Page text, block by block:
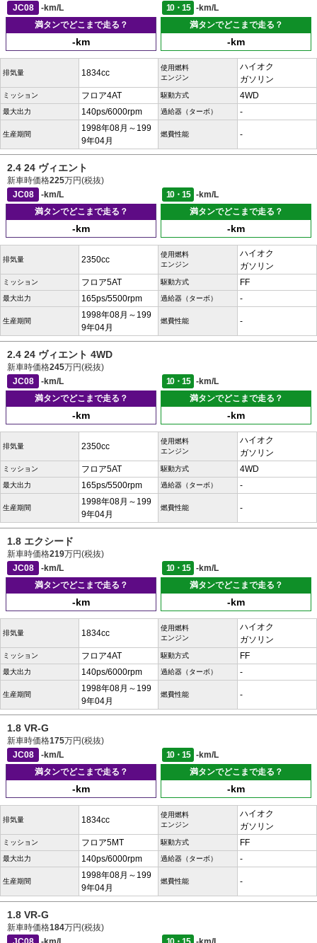
JC08
-km/L 10・15
-km/L
満タンでどこまで走る？
-km
満タンでどこまで走る？
-km
排気量 1834cc
使用燃料
エンジン
ハイオク
ガソリン
ミッション フロア4AT 駆動方式 4WD
最大出力 140ps/6000rpm 過給器（ターボ） -
生産期間
1998年08月～199
9年04月
燃費性能 -
2.4 24 ヴィエント
新車時価格225万円(税抜)
JC08
-km/L 10・15
-km/L
満タンでどこまで走る？
-km
満タンでどこまで走る？
-km
排気量 2350cc
使用燃料
エンジン
ハイオク
ガソリン
ミッション フロア5AT 駆動方式 FF
最大出力 165ps/5500rpm 過給器（ターボ） -
生産期間
1998年08月～199
9年04月
燃費性能 -
2.4 24 ヴィエント 4WD
新車時価格245万円(税抜)
JC08
-km/L 10・15
-km/L
満タンでどこまで走る？
-km
満タンでどこまで走る？
-km
排気量 2350cc
使用燃料
エンジン
ハイオク
ガソリン
ミッション フロア5AT 駆動方式 4WD
最大出力 165ps/5500rpm 過給器（ターボ） -
生産期間
1998年08月～199
9年04月
燃費性能 -
1.8 エクシード
新車時価格219万円(税抜)
JC08
-km/L 10・15
-km/L
満タンでどこまで走る？
-km
満タンでどこまで走る？
-km
排気量 1834cc
使用燃料
エンジン
ハイオク
ガソリン
ミッション フロア4AT 駆動方式 FF
最大出力 140ps/6000rpm 過給器（ターボ） -
生産期間
1998年08月～199
9年04月
燃費性能 -
1.8 VR-G
新車時価格175万円(税抜)
JC08
-km/L 10・15
-km/L
満タンでどこまで走る？
-km
満タンでどこまで走る？
-km
排気量 1834cc
使用燃料
エンジン
ハイオク
ガソリン
ミッション フロア5MT 駆動方式 FF
最大出力 140ps/6000rpm 過給器（ターボ） -
生産期間
1998年08月～199
9年04月
燃費性能 -
1.8 VR-G
新車時価格184万円(税抜)